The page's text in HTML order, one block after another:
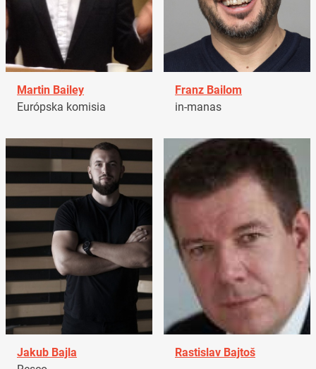
Martin Bailey
Európska komisia
Franz Bailom
in-manas
Jakub Bajla
Rastislav Bajtoš